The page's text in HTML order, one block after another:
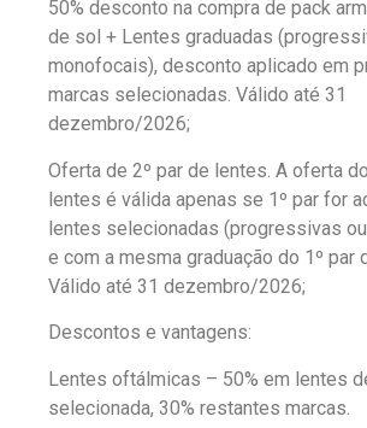
50% desconto na compra de pack
de sol + Lentes graduadas
monofocais), desconto aplicado em
marcas selecionadas. Válido até 31
dezembro/2026;
Oferta de 2º par de lentes. A oferta
lentes é válida apenas se 1º par for
lentes selecionadas (progressivas
e com a mesma graduação do 1º par
Válido até 31 dezembro/2026;
Descontos e vantagens:
Lentes oftálmicas – 50% em lentes
selecionada, 30% restantes marcas.